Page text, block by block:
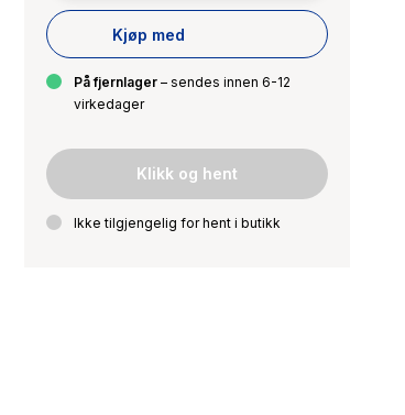
Kjøp med
På fjernlager – sendes innen 6-12
virkedager
Klikk og hent
Ikke tilgjengelig for hent i butikk